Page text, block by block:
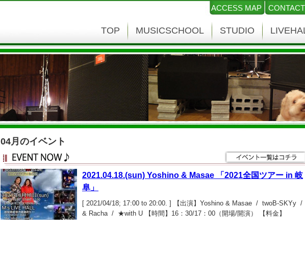
ACCESS MAP
TOP MUSICSCHOOL STUDIO
04月のイベント
2021.04.18.(sun) Yoshino & Masae 「2021全国ツアー in 岐
阜」
[ 2021/04/18; 17:00 to 20:00. ] 【出演】Yoshino & Masae / twoB-SKYy /
& Racha / ★with U 【時間】16：30/17：00（開場/開演） 【料金】